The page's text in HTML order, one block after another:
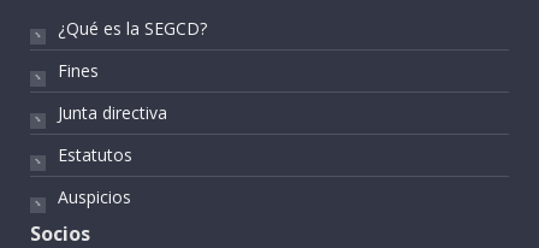
¿Qué es la SEGCD?
Fines
Junta directiva
Estatutos
Auspicios
Socios